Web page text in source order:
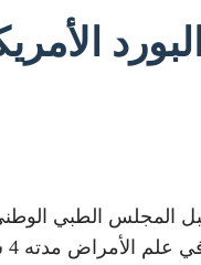
المجلس الطبي
بعد التخرج من الطب.